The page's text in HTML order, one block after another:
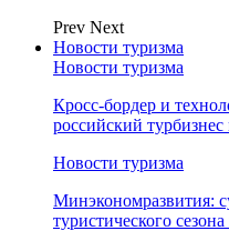
Prev Next
Новости туризма
Новости туризма
Кросс-бордер и
российский
Новости туризма
Минэкономразвития:
туристического